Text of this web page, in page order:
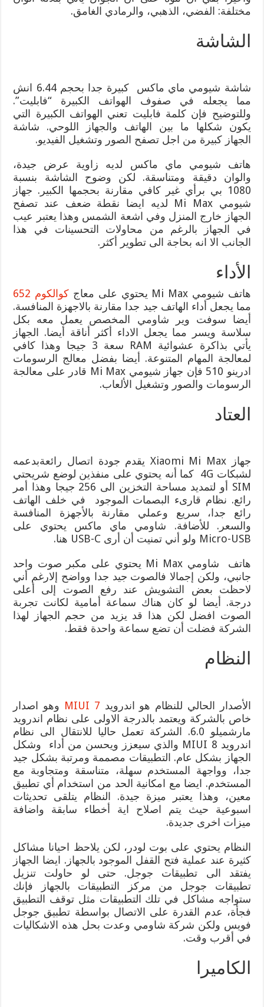
مختلفة: الفضي، الذهبي، والرمادي الغامق.
الشاشة
شاشة شيومي ماي ماكس كبيرة جدا بحجم 6.44 انش
مما يجعله في صفوف الهواتف الكبيرة “فابليت”.
وللتوضيح فإن كلمة فابليت تعني الهواتف الكبيرة التي
يكون شكلها ما بين الهاتف والجهاز اللوحي. شاشة
الجهاز كبيرة من اجل تصفح الصور وتشغيل الفيديو.
هاتف شيومي ماي ماكس لديه زاوية عرض جيدة،
والوان دقيقة ومتناسقة. لكن وضوح الشاشة بنسبة
1080 بي برأي غير كافي مقارنة بحجمها الكبير. جهاز
شيومي Mi Max لديه ايضا نقطة ضعف عند تصفح
الجهاز خارج المنزل وفي اشعة الشمس وهذا يعتبر عيب
في الجهاز بالرغم من محاولات التحسينات في هذا
الجانب الا انه بحاجة الى تطوير أكثر.
الأداء
هاتف شيومي Mi Max يحتوي على معاج
كوالكوم 652
مما يجعل أداء الهاتف جيد جدا مقارنة بالاجهزة المنافسة.
أيضا سوفت وير شاومي المخصص يعمل معه بكل
سلاسة ويسر مما يجعل الاداء أكثر أناقة أيضا. الجهاز
يأتي بذاكرة عشوائية RAM سعة 3 جيجا وهذا كافي
لمعالجة المهام المتنوعة. أيضا بفضل معالج الرسومات
ادرينو 510 فإن جهاز شيومي Mi Max قادر على معالجة
الرسومات والصور وتشغيل الألعاب.
العتاد
جهاز Xiaomi Mi Max يقدم جودة اتصال رائعةبدعمه
لشبكات 4G كما أنه يحتوي على منفذين لوضع شريحتي
SIM أو لتمديد مساحة التخزين الى 256 جيجا وهذا أمر
رائع. نظام قارىء البصمات الموجود في خلف الهاتف
رائع جدا، سريع وعملي مقارنة بالأجهزة المنافسة
والسعر. للأضافة. شاومي ماي ماكس يحتوي على
Micro-USB ولو أني تمنيت أن أرى USB-C هنا.
هاتف شاومي Mi Max يحتوي على مكبر صوت واحد
جانبي، ولكن إجمالا فالصوت جيد جدا وواضح إلارغم أني
لاحظت بعض التشويش عند رفع الصوت إلى أعلى
درجة. أيضا لو كان هناك سماعة أمامية لكانت تجربة
الصوت افضل لكن هذا قد يزيد من حجم الجهاز لهذا
الشركة فضلت أن تضع سماعة واحدة فقط.
النظام
الأصدار الحالي للنظام هو اندرويد MIUI 7 وهو اصدار
خاص بالشركة ويعتمد بالدرجة الاولى على نظام اندرويد
مارشميلو 6.0. الشركة تعمل حاليا للانتقال الى نظام
اندرويد MIUI 8 والذي سيعزز ويحسن من أداء وشكل
الجهاز بشكل عام. التطبيقات مصممة ومرتبة بشكل جيد
جدا، وواجهة المستخدم سهلة، متناسقة ومتجاوبة مع
المستخدم. ايضا مع امكانية الحد من استخدام أي تطبيق
معين، وهذا يعتبر ميزة جيدة. النظام يتلقى تحديثات
اسبوعية حيث يتم اصلاح اية أخطاء سابقة واضافة
ميزات اخرى جديدة.
النظام يحتوي على بوت لودر، لكن يلاحظ احيانا مشاكل
كثيرة عند عملية فتح القفل الموجود بالجهاز. ايضا الجهاز
يفتقد الى تطبيقات جوجل. حتى لو حاولت تنزيل
تطبيقات جوجل من مركز التطبيقات بالجهاز فإنك
ستواجه مشاكل في تلك التطبيقات مثل توقف التطبيق
فجأة، عدم القدرة على الاتصال بواسطة تطبيق جوجل
فويس ولكن شركة شاومي وعدت بحل هذه الاشكاليات
في أقرب وقت.
الكاميرا